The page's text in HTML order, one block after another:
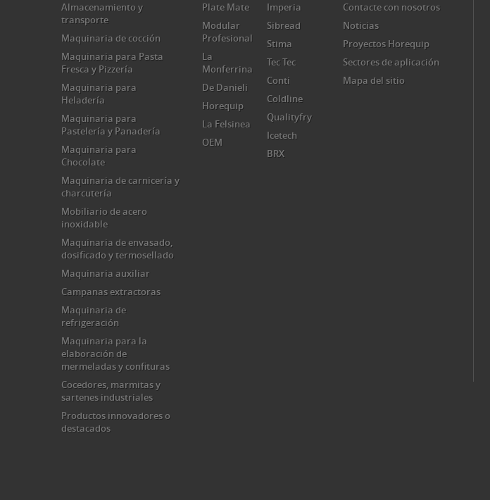
Almacenamiento y
transporte
Maquinaria de cocción
Maquinaria para Pasta
Fresca y Pizzería
Maquinaria para
Heladería
Maquinaria para
Pastelería y Panadería
Maquinaria para
Chocolate
Maquinaria de carnicería y
charcutería
Mobiliario de acero
inoxidable
Maquinaria de envasado,
dosificado y termosellado
Maquinaria auxiliar
Campanas extractoras
Maquinaria de
refrigeración
Maquinaria para la
elaboración de
mermeladas y confituras
Cocedores, marmitas y
sartenes industriales
Productos innovadores o
destacados
Plate Mate
Modular
Profesional
La
Monferrina
De Danieli
Horequip
La Felsinea
OEM
Imperia
Sibread
Stima
Tec Tec
Conti
Coldline
Qualityfry
Icetech
BRX
Contacte con nosotros
Noticias
Proyectos Horequip
Sectores de aplicación
Mapa del sitio